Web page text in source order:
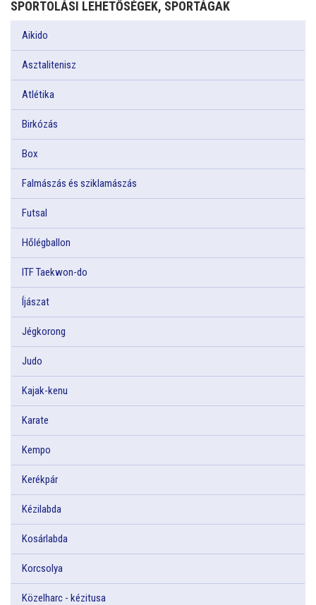
SPORTOLÁSI LEHETŐSÉGEK, SPORTÁGAK
Aikido
Asztalitenisz
Atlétika
Birkózás
Box
Falmászás és sziklamászás
Futsal
Hőlégballon
ITF Taekwon-do
Íjászat
Jégkorong
Judo
Kajak-kenu
Karate
Kempo
Kerékpár
Kézilabda
Kosárlabda
Korcsolya
Közelharc - kézitusa